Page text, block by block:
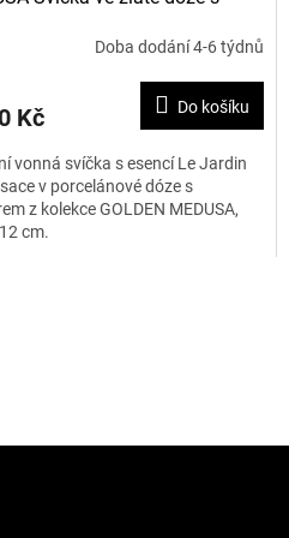
Doba dodání 4-6 týdnů
Kč Do košíku
vonná svíčka s esencí Le Jardin
v porcelánové dóze s
z kolekce GOLDEN MEDUSA,
cm.